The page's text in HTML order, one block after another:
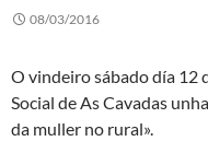
08/03/2016
O vindeiro sábado día 12
Social de As Cavadas
da muller no rural».